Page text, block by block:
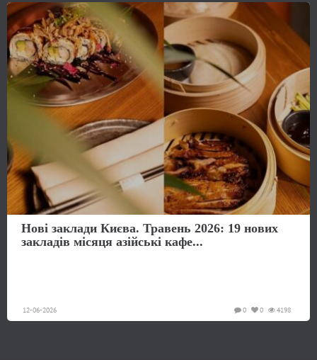
Нові заклади Києва. Травень 2026: 19 нових
закладів місяця азійські кафе...
12-06-2026 4198
0
0